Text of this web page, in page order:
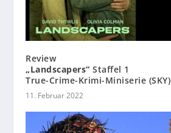
Review
„Landscapers“Staffel 1
True-Crime-Krimi-Miniserie (SKY)
11. Februar 2022